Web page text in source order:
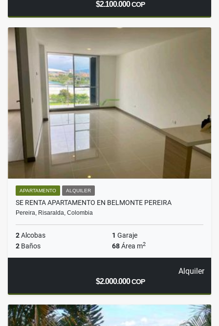
$2.100.000COP
APARTAMENTO ALQUILER
SE RENTA APARTAMENTO EN BELMONTE PEREIRA
Pereira, Risaralda, Colombia
2Alcobas 1 Garaje
2 Baños 68Área m2
Alquiler
$2.000.000COP